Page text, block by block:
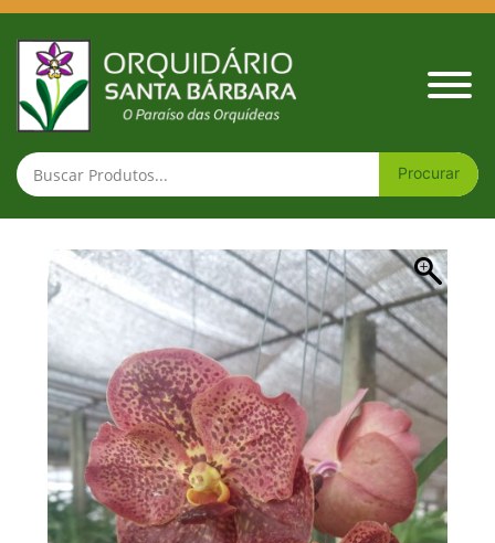
Vanda Ruchiroj